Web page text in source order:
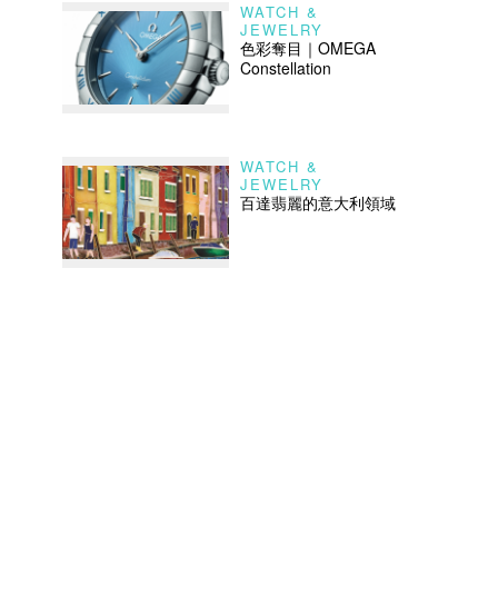
WATCH &
JEWELRY
色彩奪目｜OMEGA
Constellation
WATCH &
JEWELRY
百達翡麗的意大利領域